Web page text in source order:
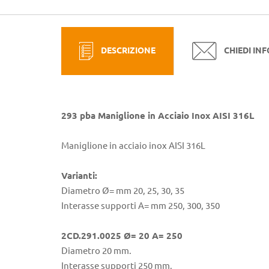
DESCRIZIONE CHIEDI
293 pba Maniglione in Acciaio Inox AISI 316L
Maniglione in acciaio inox AISI 316L
Varianti:
Diametro Ø= mm 20, 25, 30, 35
Interasse supporti A= mm 250, 300, 350
2CD.291.0025 Ø= 20 A= 250
Diametro 20 mm.
Interasse supporti 250 mm.